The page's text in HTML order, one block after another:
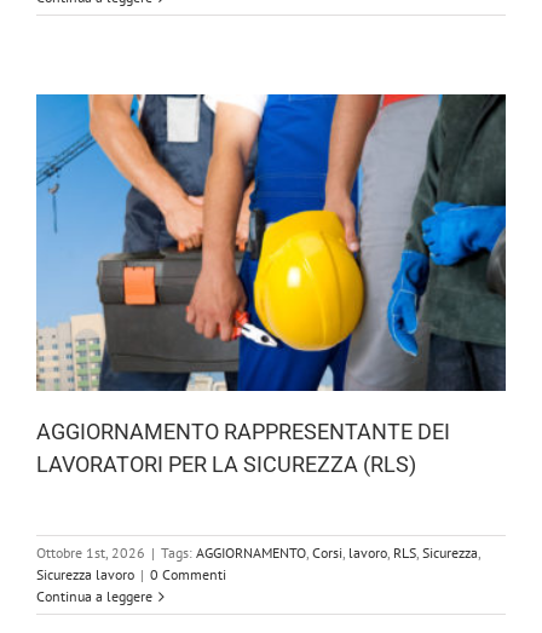
AGGIORNAMENTO RAPPRESENTANTE DEI
LAVORATORI PER LA SICUREZZA (RLS)
Ottobre 1st, 2026 | Tags: AGGIORNAMENTO Corsi lavoro RLS Sicurezza
Sicurezza lavoro | 0 Commenti
Continua a leggere